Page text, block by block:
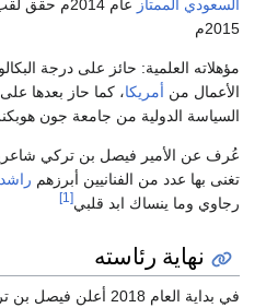
الممتازعام 2014م حقق لقب
العلمية: حائز على درجة
من أمريكا، كما حاز بعدها على
الدولية من جامعة جون هوبكنز
عن الأمير فيصل بن تركي شاعريته،
بها عدد من الفنانيين أبرزهم راشد
وما ينساك ابد قلبي [1]
نهاية رئاسته
في بداية العام 2018 أعلن